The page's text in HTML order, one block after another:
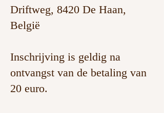
Driftweg, 8420 De Haan,
België
Inschrijving is geldig na
ontvangst van de betaling van
20 euro.